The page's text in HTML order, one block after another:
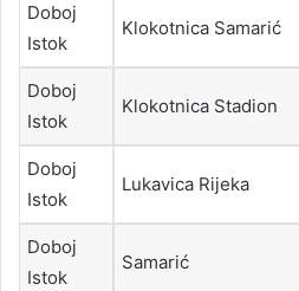
Doboj
Istok
Klokotnica Samarić
Doboj
Istok
Klokotnica Stadion
Doboj
Istok
Lukavica Rijeka
Doboj
Istok
Samarić